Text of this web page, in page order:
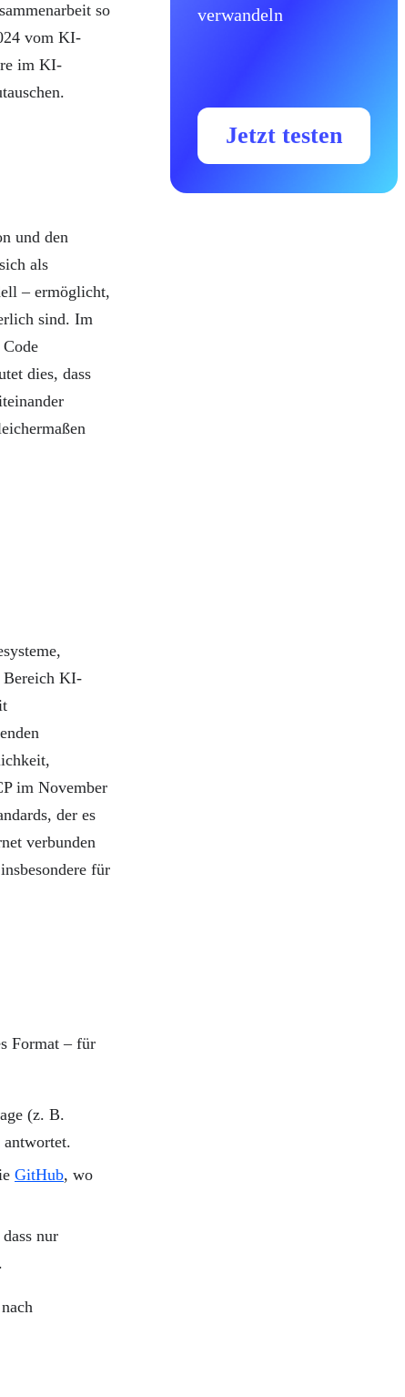
so
vom KI-
im KI-
und den
als
– ermöglicht,
sind. Im
dies, dass
Bereich KI-
im November
der es
verbunden
für
Format – für
(z. B.
antwortet.
GitHub, wo
nur
verwandeln
Jetzt testen